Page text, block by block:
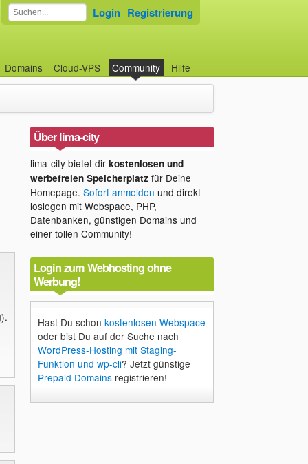
Domains Cloud-VPS Community Hilfe
Login Registrierung
Über lima-city
lima-city bietet dir kostenlosen und
werbefreien Speicherplatzfür Deine
Homepage. Sofort anmelden und direkt
loslegen mit Webspace, PHP,
Datenbanken, günstigen Domains und
einer tollen Community!
Login zum Webhosting ohne
Werbung!
Hast Du schon kostenlosen Webspace
oder bist Du auf der Suche nach
WordPress-Hosting mit Staging-
Funktion und wp-cli? Jetzt günstige
Prepaid Domainsregistrieren!